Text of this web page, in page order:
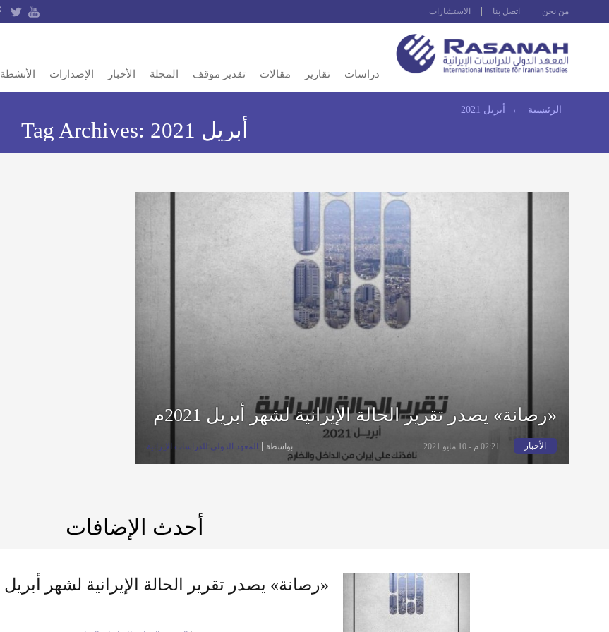
من نحن اتصل بنا الاستشارات
دراسات تقارير مقالات تقدير موقف المجلة الأخبار الإصدارات الأنشطة
الرئيسية ← أبريل 2021
Tag Archives: أبريل 2021
«رصانة» يصدر تقرير الحالة الإيرانية لشهر أبريل 2021م
الأخبار 02:21 م - 10 مايو 2021 بواسطة المعهد الدولي للدراسات الإيرانية
أحدث الإضافات
«رصانة» يصدر تقرير الحالة الإيرانية لشهر أبريل 2021م